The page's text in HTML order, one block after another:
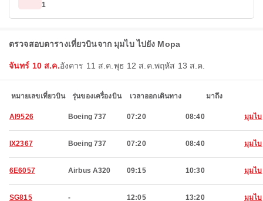
1
ตรวจสอบตารางเที่ยวบินจาก มุมไบ ไปยัง Mopa
จันทร์ 10 ส.ค.อังคาร 11 ส.ค. พุธ 12 ส.ค. พฤหัส 13 ส.ค.
หมายเลขเที่ยวบิน รุ่นของเครื่องบิน เวลาออกเดินทาง มาถึง
AI9526 Boeing 737 07:20 08:40 มุมไบ
IX2367 Boeing 737 07:20 08:40 มุมไบ
6E6057 Airbus A320 09:15 10:30 มุมไบ
SG815 - 12:05 13:20 มุมไบ